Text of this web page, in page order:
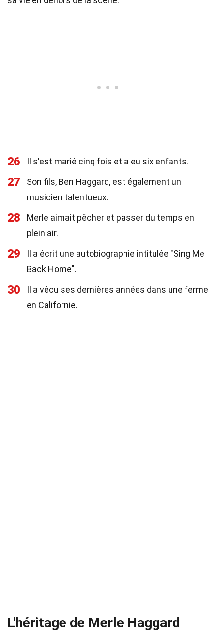
26 Il s'est marié cinq fois et a eu six enfants.
27
Son fils, Ben Haggard, est également un
musicien talentueux.
28
Merle aimait pêcher et passer du temps en
plein air.
29
Il a écrit une autobiographie intitulée "Sing Me
Back Home".
30
Il a vécu ses dernières années dans une ferme
en Californie.
L'héritage de Merle Haggard